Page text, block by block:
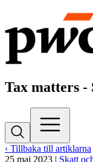
Tax matters -
‹ Tillbaka till artiklarna
25 maj 2023 | Skatt